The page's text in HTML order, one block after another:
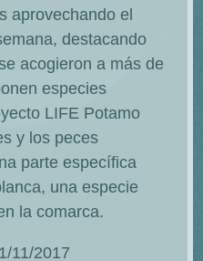
aprovechando el
destacando
acogieron a más de
especies
LIFE Potamo
y los peces
parte específica
una especie
la comarca.
11/2017